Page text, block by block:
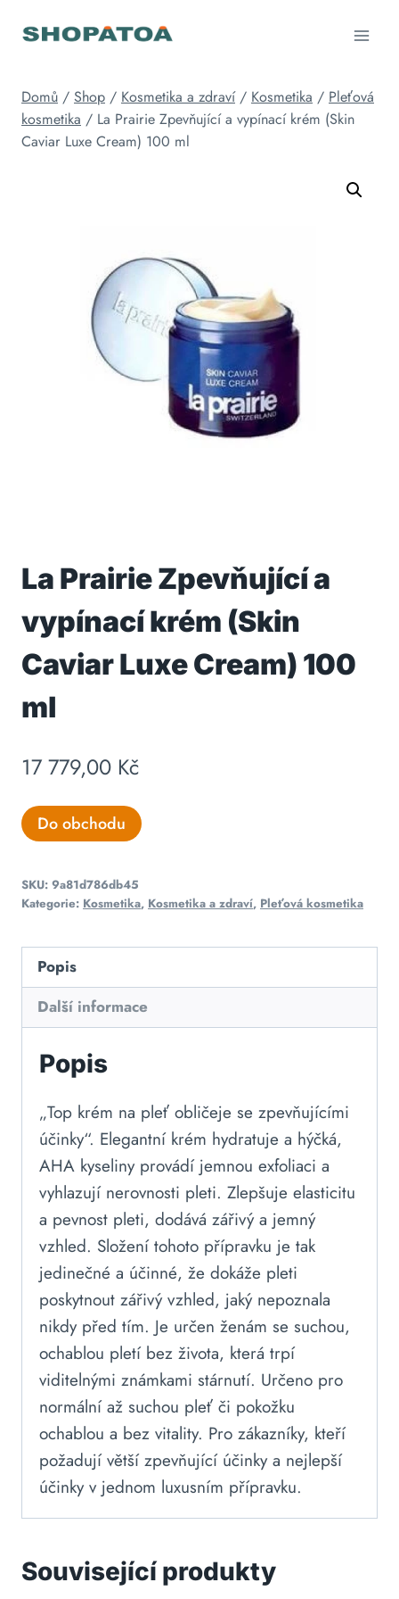
Domů / Shop / Kosmetika a zdraví / Kosmetika / Pleťová
kosmetika / La Prairie Zpevňující a vypínací krém (Skin
Caviar Luxe Cream) 100 ml
La Prairie Zpevňující a
vypínací krém (Skin
Caviar Luxe Cream) 100
ml
17 779,00 Kč
Do obchodu
SKU: 9a81d786db45
Kategorie: Kosmetika, Kosmetika a zdraví, Pleťová kosmetika
Popis
Další informace
Popis
„Top krém na pleť obličeje se zpevňujícími
účinky“. Elegantní krém hydratuje a hýčká,
AHA kyseliny provádí jemnou exfoliaci a
vyhlazují nerovnosti pleti. Zlepšuje elasticitu
a pevnost pleti, dodává zářivý a jemný
vzhled. Složení tohoto přípravku je tak
jedinečné a účinné, že dokáže pleti
poskytnout zářivý vzhled, jaký nepoznala
nikdy před tím. Je určen ženám se suchou,
ochablou pletí bez života, která trpí
viditelnými známkami stárnutí. Určeno pro
normální až suchou pleť či pokožku
ochablou a bez vitality. Pro zákazníky, kteří
požadují větší zpevňující účinky a nejlepší
účinky v jednom luxusním přípravku.
Související produkty